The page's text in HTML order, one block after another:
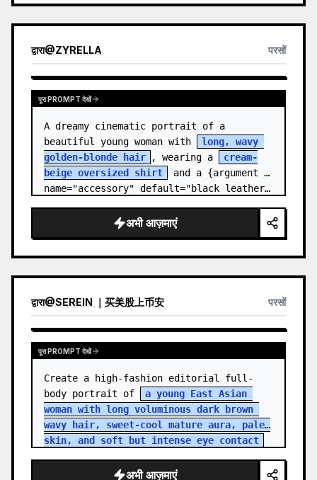
द्वारा@ZYRELLA परसों
पूरा PROMPT देखें
A dreamy cinematic portrait of a
beautiful young woman with
long, wavy
golden-blonde hair
, wearing a
cream-
beige oversized shirt
and a {argument
name="accessory" default="black leather…
अभी आज़माएं
द्वारा@SEREIN ｜买美股上币安 परसों
पूरा PROMPT देखें
Create a high-fashion editorial full-
body portrait of
a young East Asian
woman with long voluminous dark brown
wavy hair, sweet-cool mature aura, pale
skin, and soft but intense eye contact
अभी आज़माएं